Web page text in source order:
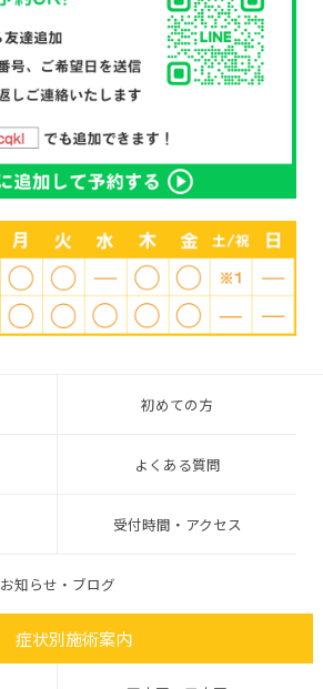
初めての方
よくある質問
受付時間・アクセス
お知らせ・ブログ
症状別施術案内